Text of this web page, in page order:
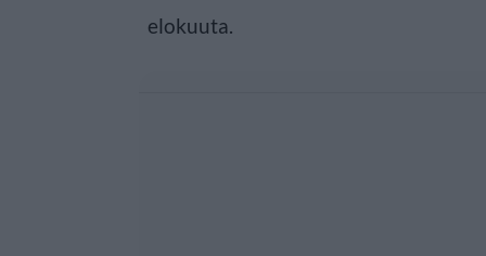
elokuuta.